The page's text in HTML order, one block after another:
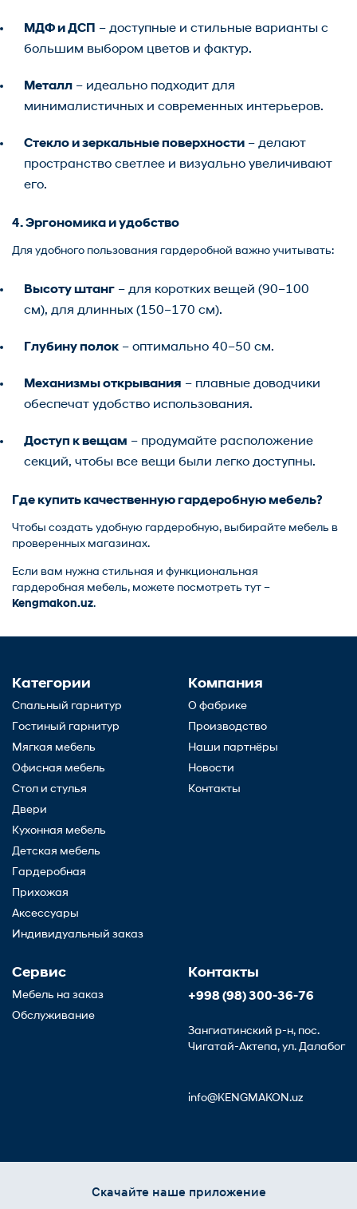
МДФ и ДСП – доступные и стильные варианты с
большим выбором цветов и фактур.
Металл – идеально подходит для
минималистичных и современных интерьеров.
Стекло и зеркальные поверхности – делают
пространство светлее и визуально увеличивают
его.
4. Эргономика и удобство
Для удобного пользования гардеробной важно учитывать:
Высоту штанг – для коротких вещей (90–100
см), для длинных (150–170 см).
Глубину полок – оптимально 40–50 см.
Механизмы открывания – плавные доводчики
обеспечат удобство использования.
Доступ к вещам – продумайте расположение
секций, чтобы все вещи были легко доступны.
Где купить качественную гардеробную мебель?
Чтобы создать удобную гардеробную, выбирайте мебель в
проверенных магазинах.
Если вам нужна стильная и функциональная
гардеробная мебель, можете посмотреть тут –
Kengmakon.uz.
Категории
Спальный гарнитур
Гостиный гарнитур
Мягкая мебель
Офисная мебель
Стол и стулья
Двери
Кухонная мебель
Детская мебель
Гардеробная
Прихожая
Аксессуары
Индивидуальный заказ
Компания
О фабрике
Производство
Наши партнёры
Новости
Контакты
Сервис
Мебель на заказ
Обслуживание
Контакты
+998 (98) 300-36-76
Зангиатинский р-н, пос.
Чигатай-Актепа, ул. Далабог
info@KENGMAKON.uz
Скачайте наше приложение